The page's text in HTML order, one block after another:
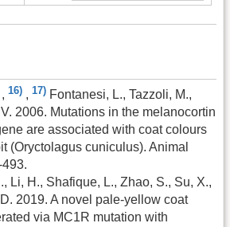
, 16) , 17) Fontanesi, L., Tazzoli, M.,
2006. Mutations in the melanocortin
are associated with coat colours
(Oryctolagus cuniculus). Animal
Li, H., Shafique, L., Zhao, S., Su, X.,
2019. A novel pale-yellow coat
via MC1R mutation with